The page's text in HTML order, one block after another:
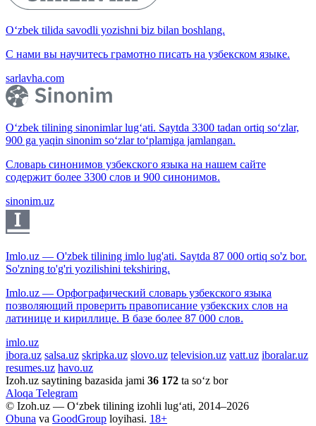
O‘zbek tilida savodli yozishni biz bilan boshlang.
С нами вы научитесь грамотно писать на узбекском языке.
sarlavha.com
O‘zbek tilining sinonimlar lug‘ati. Saytda 3300 tadan ortiq so‘zlar,
900 ga yaqin sinonim so‘zlar to‘plamiga jamlangan.
Словарь синонимов узбекского языка на нашем сайте
содержит более 3300 слов и 900 синонимов.
sinonim.uz
Imlo.uz — O'zbek tilining imlo lug'ati. Saytda 87 000 ortiq so'z bor.
So'zning to'g'ri yozilishini tekshiring.
Imlo.uz — Орфографический словарь узбекского языка
позволяющий проверить правописание узбекских слов на
латинице и кириллице. В базе более 87 000 слов.
imlo.uz
ibora.uz salsa.uz skripka.uz slovo.uz television.uz vatt.uz iboralar.uz
resumes.uz havo.uz
Izoh.uz saytining bazasida jami 36 172 ta so‘z bor
Aloqa Telegram
© Izoh.uz — O‘zbek tilining izohli lug‘ati, 2014–2026
Obuna va GoodGroup loyihasi. 18+